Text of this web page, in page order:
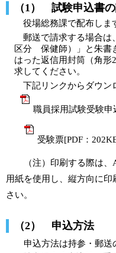
（1） 試験申込書
役場総務課で配布しま
郵送で請求する場合は
区分 保健師）」と朱書
はった返信用封筒（角形
求してください。
下記リンクからダウン
職員採用試験受験申
受験票[PDF：
（注）印刷する際は、
用紙を使用し、縦方向に
さい。
（2） 申込方法
申込方法は持参・郵送